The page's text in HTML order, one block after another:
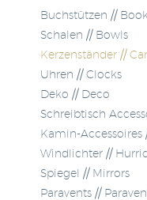
Buchstützen //
Schalen // Bowls
Kerzenständer //
Uhren // Clocks
Deko // Deco
Schreibtisch
Kamin-Accessoires
Windlichter //
Spiegel // Mirrors
Paravents //